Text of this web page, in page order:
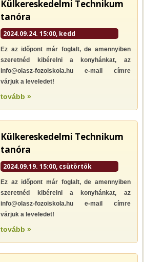
Külkereskedelmi Technikum
tanóra
2024.09.24. 15:00, kedd
Ez az időpont már foglalt, de amennyiben
szeretnéd kibérelni a konyhánkat, az
info@olasz-fozoiskola.hu e-mail címre
várjuk a leveledet!
tovább »
Külkereskedelmi Technikum
tanóra
2024.09.19. 15:00, csütörtök
Ez az időpont már foglalt, de amennyiben
szeretnéd kibérelni a konyhánkat, az
info@olasz-fozoiskola.hu e-mail címre
várjuk a leveledet!
tovább »